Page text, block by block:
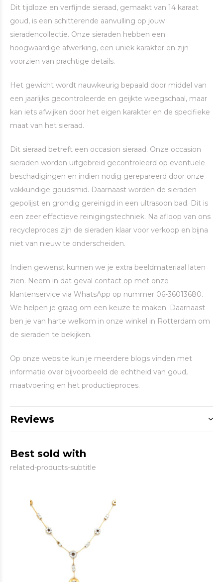
Dit tijdloze en verfijnde sieraad, gemaakt van 14 karaat
goud, is een schitterende aanvulling op jouw
sieradencollectie. Onze sieraden hebben een
hoogwaardige afwerking, een uniek karakter en zijn
voorzien van prachtige details.
Het gewicht wordt nauwkeurig bepaald door middel van
een jaarlijks gecontroleerde en geijkte weegschaal, maar
kan iets afwijken door het eigen karakter en de specifieke
maat van het sieraad.
Dit sieraad betreft een occasion sieraad. Onze occasion
sieraden worden uitgebreid gecontroleerd op eventuele
beschadigingen en indien nodig gerepareerd door onze
vakkundige goudsmid. Daarnaast worden de sieraden
gepolijst en grondig gereinigd in een ultrasoon bad. Dit is
een zeer effectieve reinigingstechniek. Na afloop van ons
recycleproces zijn de sieraden klaar voor verkoop en bijna
niet van nieuw te onderscheiden.
Indien gewenst kunnen we je extra beeldmateriaal laten
zien. Neem in dat geval contact op met onze
klantenservice via WhatsApp op nummer 06-36013680.
We helpen je graag om een keuze te maken. Daarnaast
ben je van harte welkom in onze winkel in Rotterdam om
de sieraden te bekijken.
Op onze website kun je meerdere blogs vinden met
informatie over bijvoorbeeld de echtheid van goud,
maatvoering en het productieproces.
Reviews
Best sold with
related-products-subtitle